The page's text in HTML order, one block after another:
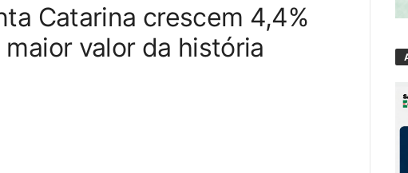
Catarina crescem 4,4%
valor da história